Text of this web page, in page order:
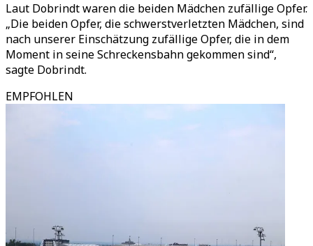
Laut Dobrindt waren die beiden Mädchen zufällige Opfer.
„Die beiden Opfer, die schwerstverletzten Mädchen, sind
nach unserer Einschätzung zufällige Opfer, die in dem
Moment in seine Schreckensbahn gekommen sind“,
sagte Dobrindt.
EMPFOHLEN